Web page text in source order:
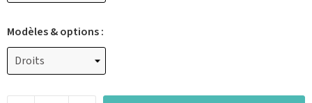
Modèles & options :